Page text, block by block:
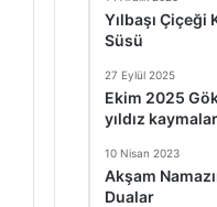
Yılbaşı Çiçeği
Süsü
27 Eylül 2025
Ekim 2025
yıldız
10 Nisan 2023
Akşam
Dualar